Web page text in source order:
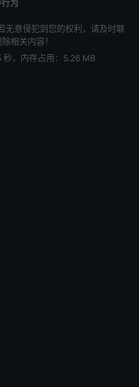
为
无意侵犯到您的权利，请及时联
相关内容！
，内存占用：5.26 MB